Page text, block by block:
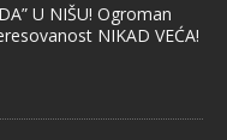
U NIŠU! Ogroman
NIKAD VEĆA!